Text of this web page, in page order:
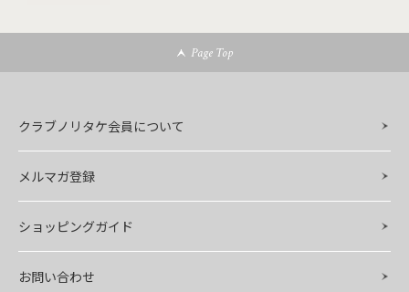
Page Top
クラブノリタケ会員について
メルマガ登録
ショッピングガイド
お問い合わせ